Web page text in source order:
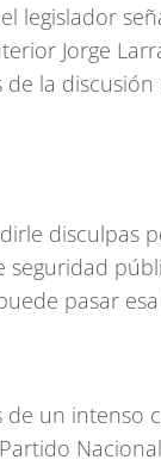
legislador
Jorge
la discusión
disculpas
pasar
un intenso